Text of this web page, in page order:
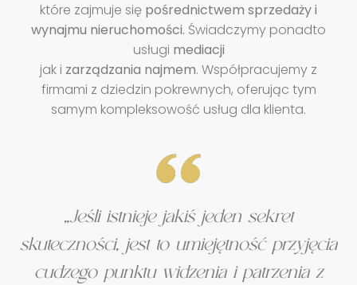
które zajmuje się pośrednictwem sprzedaży i
wynajmu nieruchomości. Świadczymy ponadto
usługi mediacji
jak i zarządzania najmem. Współpracujemy z
firmami z dziedzin pokrewnych, oferując tym
samym kompleksowość usług dla klienta.
„Jeśli istnieje jakiś jeden sekret
skuteczności, jest to umiejętność przyjęcia
cudzego punktu widzenia i patrzenia z